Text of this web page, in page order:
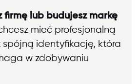
firmę lub budujesz markę
mieć profesjonalną
spójną identyfikację, która
w zdobywaniu